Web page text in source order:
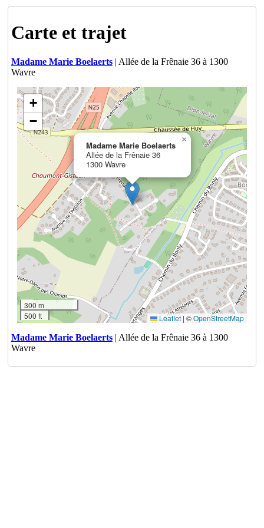
Carte et trajet
Madame Marie Boelaerts| Allée de la Frênaie 36 à 1300
Wavre
Madame Marie Boelaerts
Allée de la Frênaie 36
1300 Wavre
×
+
−
300 m
500 ft
Leaflet | ©OpenStreetMap
Madame Marie Boelaerts| Allée de la Frênaie 36 à 1300
Wavre